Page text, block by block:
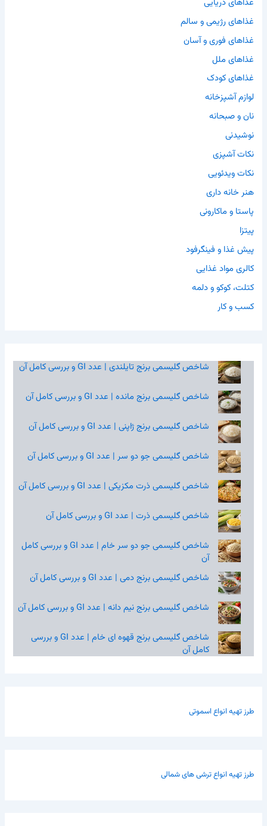
غذاهای رژیمی و سالم
غذاهای فوری و آسان
غذاهای ملل
غذاهای کودک
لوازم آشپزخانه
نان و صبحانه
نوشیدنی
نکات آشپزی
نکات ویدئویی
هنر خانه داری
پاستا و ماکارونی
پیتزا
پیش غذا و فینگرفود
کالری مواد غذایی
کتلت، کوکو و دلمه
کسب و کار
شاخص گلیسمی برنج تایلندی | عدد GI و بررسی کامل آن
شاخص گلیسمی برنج مانده | عدد GI و بررسی کامل آن
شاخص گلیسمی برنج ژاپنی | عدد GI و بررسی کامل آن
شاخص گلیسمی جو دو سر | عدد GI و بررسی کامل آن
شاخص گلیسمی ذرت مکزیکی | عدد GI و بررسی کامل آن
شاخص گلیسمی ذرت | عدد GI و بررسی کامل آن
شاخص گلیسمی جو دو سر خام | عدد GI و بررسی کامل
آن
شاخص گلیسمی برنج دمی | عدد GI و بررسی کامل آن
شاخص گلیسمی برنج نیم‌ دانه | عدد GI و بررسی کامل آن
شاخص گلیسمی برنج قهوه‌ ای خام | عدد GI و بررسی
کامل آن
طرز تهیه انواع اسموتی
طرز تهیه انواع ترشی های شمالی